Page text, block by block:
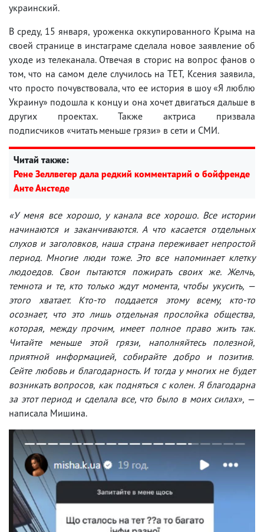
украинский.
В среду, 15 января, уроженка оккупированного Крыма на
своей странице в инстаграме сделала новое заявление об
уходе из телеканала. Отвечая в сторис на вопрос фанов о
том, что на самом деле случилось на ТЕТ, Ксения заявила,
что просто почувствовала, что ее история в шоу «Я люблю
Украину» подошла к концу и она хочет двигаться дальше в
других проектах. Также актриса призвала
подписчиков «читать меньше грязи» в сети и СМИ.
Читай также:
Рене Зеллвегер дала редкий комментарий о бойфренде
Анте Анстеде
«У меня все хорошо, у канала все хорошо. Все истории
начинаются и заканчиваются. А что касается отдельных
слухов и заголовков, наша страна переживает непростой
период. Многие люди тоже. Это все напоминает клетку
людоедов. Свои пытаются пожирать своих же. Желчь,
темнота и те, кто только ждут момента, чтобы укусить, —
этого хватает. Кто-то поддается этому всему, кто-то
осознает, что это лишь отдельная прослойка общества,
которая, между прочим, имеет полное право жить так.
Читайте меньше этой грязи, наполняйтесь полезной,
приятной информацией, собирайте добро и позитив.
Сейте любовь и благодарность. И тогда у многих не будет
возникать вопросов, как подняться с колен. Я благодарна
за этот период и сделала все, что было в моих силах», —
написала Мишина.